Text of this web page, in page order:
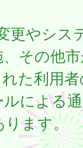
やシス
その他
た利用
による
ります。